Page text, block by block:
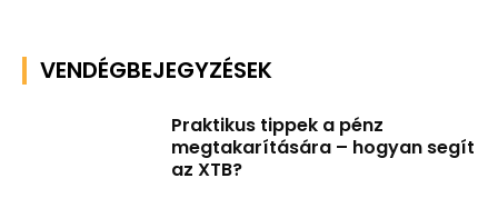
VENDÉGBEJEGYZÉSEK
Praktikus tippek a pénz
megtakarítására – hogyan segít
az XTB?